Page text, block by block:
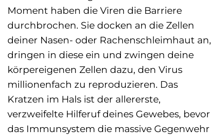
Moment haben die Viren die Barriere
durchbrochen. Sie docken an die Zellen
deiner Nasen- oder Rachenschleimhaut an,
dringen in diese ein und zwingen deine
körpereigenen Zellen dazu, den Virus
millionenfach zu reproduzieren. Das
Kratzen im Hals ist der allererste,
verzweifelte Hilferuf deines Gewebes, bevor
das Immunsystem die massive Gegenwehr